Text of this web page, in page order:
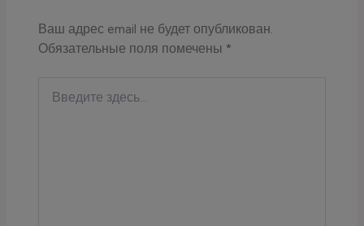
Ваш адрес email не будет опубликован.
Обязательные поля помечены *
здесь...